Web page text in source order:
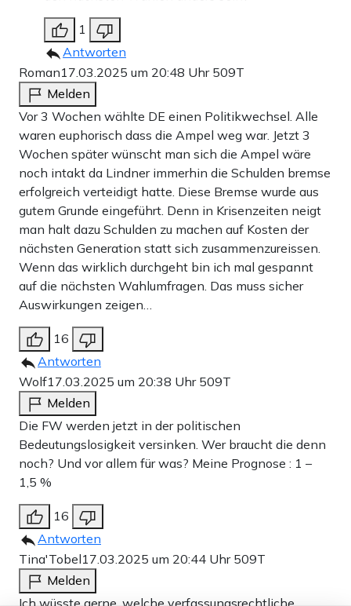
1
Antworten
Roman17.03.2025 um 20:48 Uhr 509T
Melden
Vor 3 Wochen wählte DE einen Politikwechsel. Alle
waren euphorisch dass die Ampel weg war. Jetzt 3
Wochen später wünscht man sich die Ampel wäre
noch intakt da Lindner immerhin die Schulden bremse
erfolgreich verteidigt hatte. Diese Bremse wurde aus
gutem Grunde eingeführt. Denn in Krisenzeiten neigt
man halt dazu Schulden zu machen auf Kosten der
nächsten Generation statt sich zusammenzureissen.
Wenn das wirklich durchgeht bin ich mal gespannt
auf die nächsten Wahlumfragen. Das muss sicher
Auswirkungen zeigen…
16
Antworten
Wolf17.03.2025 um 20:38 Uhr 509T
Melden
Die FW werden jetzt in der politischen
Bedeutungslosigkeit versinken. Wer braucht die denn
noch? Und vor allem für was? Meine Prognose : 1 –
1,5 %
16
Antworten
Tina'Tobel17.03.2025 um 20:44 Uhr 509T
Melden